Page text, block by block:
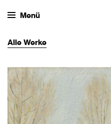
Menü
Alle Werke